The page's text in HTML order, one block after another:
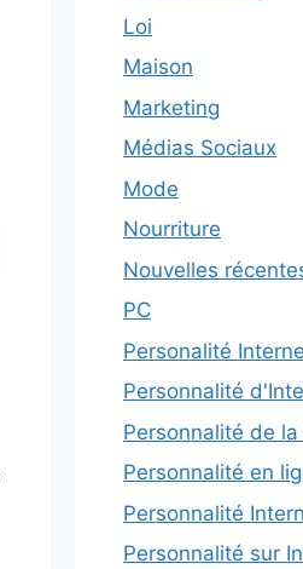
Loi
Maison
Marketing
Médias Sociaux
Mode
Nourriture
Nouvelles
PC
Personalité
Personnalité
Personnalité de
Personnalité en
Personnalité
Personnalité sur